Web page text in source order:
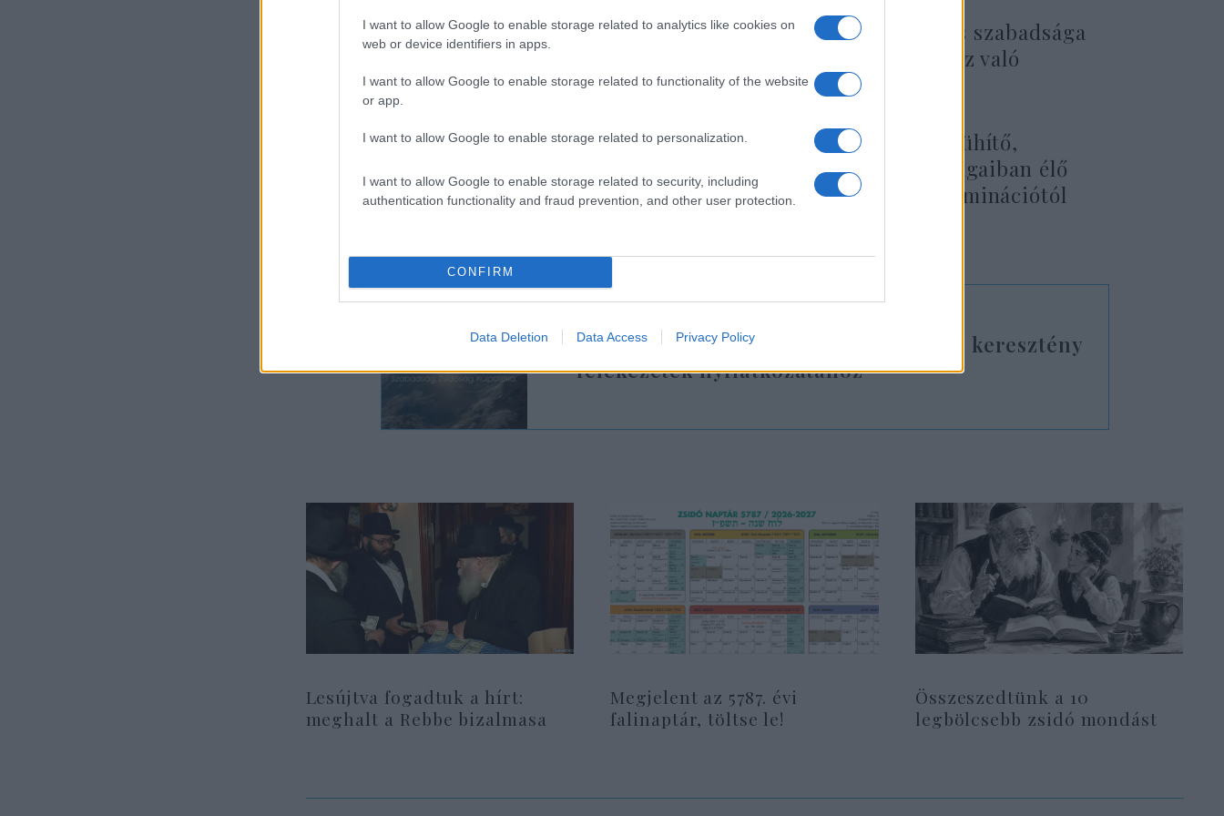
I want to allow Google to enable storage related to analytics like cookies on
web or device identifiers in apps.
I want to allow Google to enable storage related to functionality of the website
or app.
I want to allow Google to enable storage related to personalization.
I want to allow Google to enable storage related to security, including
authentication functionality and fraud prevention, and other user protection.
CONFIRM
Data Deletion Data Access Privacy Policy
Izrael „elkötelezett a vallásszabadság és a vallásgyakorlás szabadsága
mellett minden vallás számára, valamint a szent helyekhez való
szabad hozzáférés biztosítása mellett”.
„A jeruzsálemi egyházi vezetők nyilatkozata különösen dühítő,
tekintettel arra, hogy hallgatnak a Közel-Kelet más országaiban élő
számos keresztény közösség helyzetéről, amelyek diszkriminációtól
A muszlimok is csatlakoztak a zsidó és keresztény
felekezetek nyilatkozatához
Lesújtva fogadtuk a hírt:
meghalt a Rebbe bizalmasa
Megjelent az 5787. évi
falinaptár, töltse le!
Összeszedtünk a 10
legbölcsebb zsidó mondást